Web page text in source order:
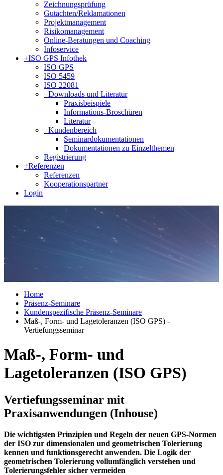
Zeichnungsprüfung
Gutachten/Reklamationen
Projektmanagement
Risikomanagement
Online-Beratungen und Coaching
Infoservice
+ISO GPS Infothek
ISO GPS
ISO 5459
ISO 22081
+Downloads und Literatur
Praxisbeispiele
Informations-Broschüren
Literatur
+Kundenbereich
Seminardokumentationen
Dokumentationen zu Einzelthemen
Registrierung
+Referenzen
Referenzen
Kooperationspartner
Login
Home
Präsenz-Seminare
Kundenspezifische Präsenz-Seminare
Maß-, Form- und Lagetoleranzen (ISO GPS) -
Vertiefungsseminar
Maß-, Form- und
Lagetoleranzen (ISO GPS)
Vertiefungsseminar mit
Praxisanwendungen (Inhouse)
Die wichtigsten Prinzipien und Regeln der neuen GPS-Normen
der ISO zur dimensionalen und geometrischen Tolerierung
kennen und funktionsgerecht anwenden. Die Logik der
geometrischen Tolerierung vollumfänglich verstehen und
Tolerierungsfehler sicher vermeiden